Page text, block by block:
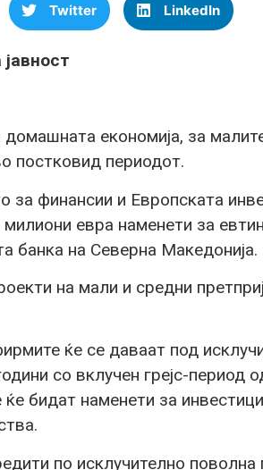
Twitter LinkedIn
економија, за малите
постковид периодот.
за финансии и Европската
евра наменети за
банка на Северна Македонија.
на мали и средни
ќе се даваат под
со вклучен грејс-период
ќе бидат наменети за
по исклучително поволна